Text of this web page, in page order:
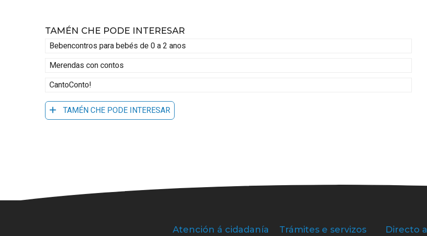
TAMÉN CHE PODE INTERESAR
Bebencontros para bebés de 0 a 2 anos
Merendas con contos
CantoConto!
TAMÉN CHE PODE INTERESAR
Atención á cidadanía Trámites e servizos Directo a